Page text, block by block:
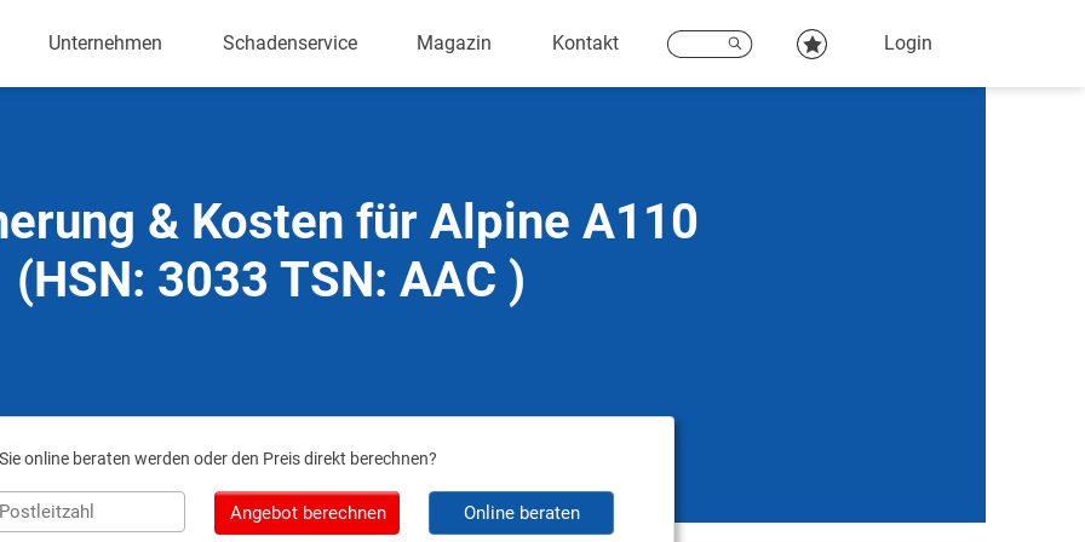
Unternehmen Schadenservice Magazin Kontakt Login
& Kosten für Alpine A110
(HSN: 3033 TSN: AAC )
online beraten werden oder den Preis direkt berechnen?
Angebot berechnen Online beraten